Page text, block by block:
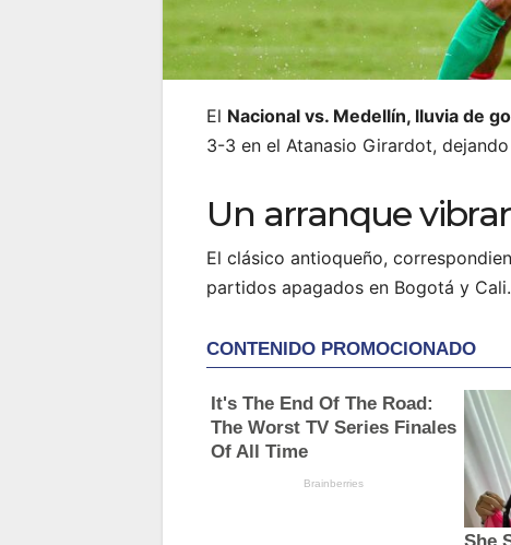
El Nacional vs. Medellín, lluvia de
3-3 en el Atanasio Girardot,
Un arranque
El clásico antioqueño,
partidos apagados en Bogotá y